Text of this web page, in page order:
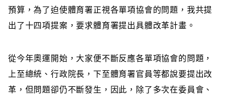
預算，為了迫使體育署正視各單項協會的問題，我共提
出了十四項提案，要求體育署提出具體改革計畫。
從今年奧運開始，大家便不斷反應各單項協會的問題，
上至總統、行政院長，下至體育署官員等都說要提出改
革，但問題卻仍不斷發生，因此，除了多次在委員會、